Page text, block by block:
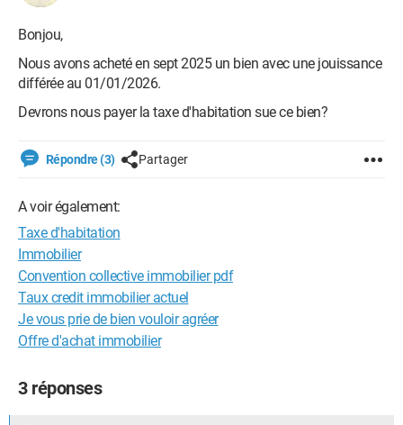
Bonjou,
Nous avons acheté en sept 2025 un bien avec une jouissance
différée au 01/01/2026.
Devrons nous payer la taxe d'habitation sue ce bien?
Répondre (3) Partager
A voir également:
Taxe d'habitation
Immobilier
Convention collective immobilier pdf
Taux credit immobilier actuel
Je vous prie de bien vouloir agréer
Offre d'achat immobilier
3 réponses